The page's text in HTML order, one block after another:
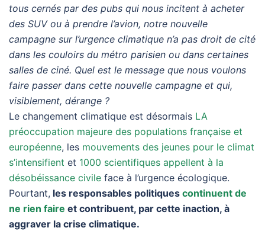
tous cernés par des pubs qui nous incitent à acheter
des SUV ou à prendre l’avion, notre nouvelle
campagne sur l’urgence climatique n’a pas droit de cité
dans les couloirs du métro parisien ou dans certaines
salles de ciné. Quel est le message que nous voulons
faire passer dans cette nouvelle campagne et qui,
visiblement, dérange ?
Le changement climatique est désormais LA
préoccupation majeure des populations française et
européenne, les mouvements des jeunes pour le climat
s’intensifient et 1000 scientifiques appellent à la
désobéissance civile face à l’urgence écologique.
Pourtant, les responsables politiques continuent de
ne rien faire et contribuent, par cette inaction, à
aggraver la crise climatique.